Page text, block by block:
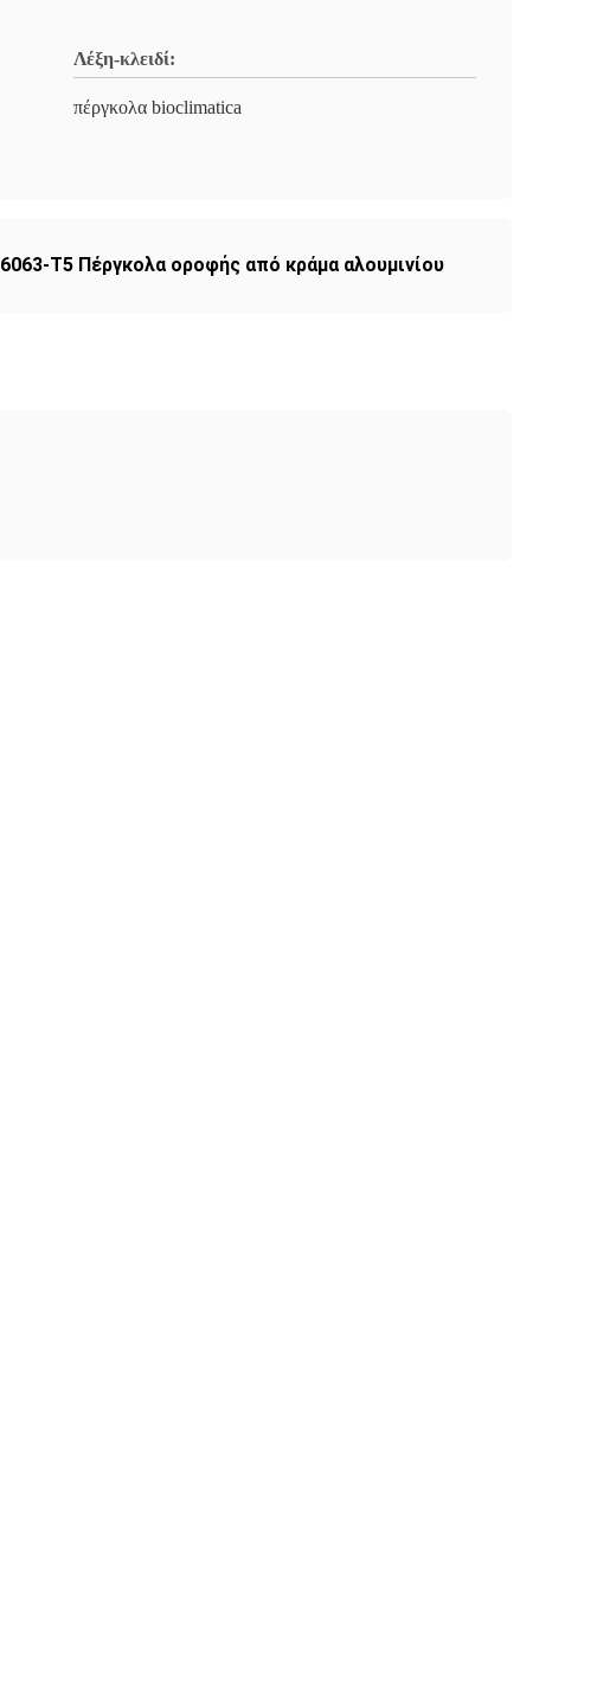
Λέξη-κλειδί:
πέργκολα bioclimatica
6063-T5 Πέργκολα οροφής από κράμα αλουμινίου